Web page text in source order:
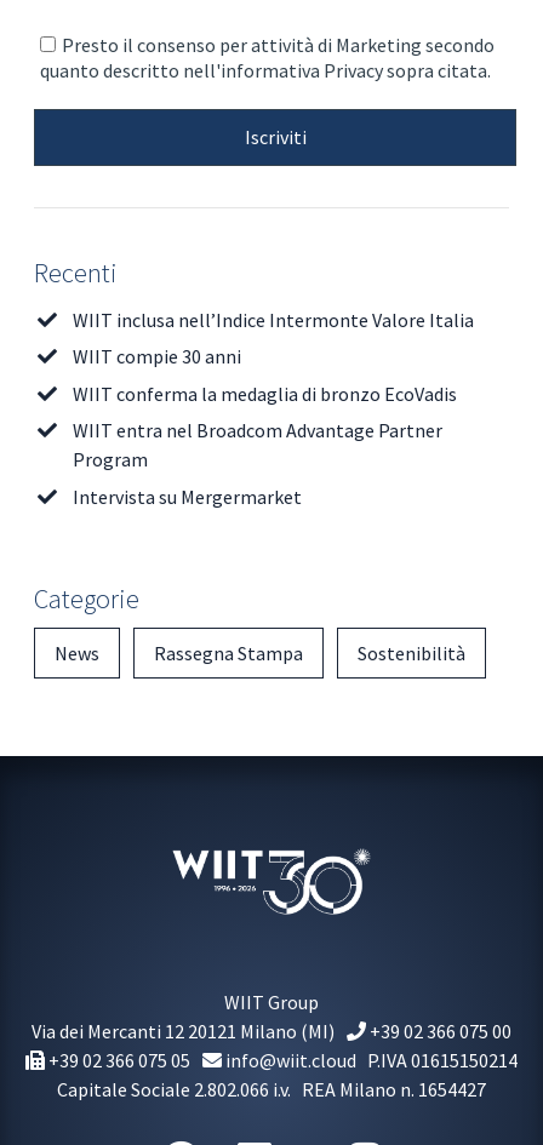
Presto il consenso per attività di Marketing secondo
quanto descritto nell'informativa Privacy sopra citata.
Recenti
WIIT inclusa nell’Indice Intermonte Valore Italia
WIIT compie 30 anni
WIIT conferma la medaglia di bronzo EcoVadis
WIIT entra nel Broadcom Advantage Partner
Program
Intervista su Mergermarket
Categorie
News Rassegna Stampa Sostenibilità
WIIT Group
Via dei Mercanti 12 20121 Milano (MI)
+39 02 366 075 00
+39 02 366 075 05
info@wiit.cloud P.IVA 01615150214
Capitale Sociale 2.802.066 i.v. REA Milano n. 1654427